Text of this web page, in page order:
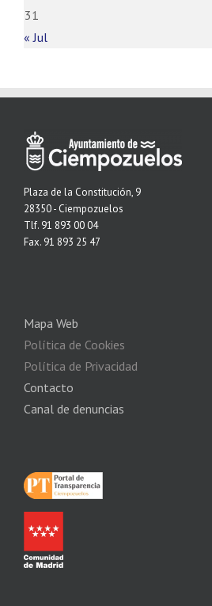
31
« Jul
Plaza de la Constitución, 9
28350 - Ciempozuelos
Tlf. 91 893 00 04
Fax. 91 893 25 47
Mapa Web
Política de Cookies
Política de Privacidad
Contacto
Canal de denuncias